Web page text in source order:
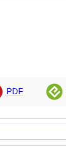
PDF